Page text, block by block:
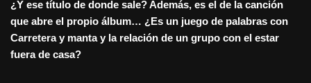
¿Y ese título de donde sale? Además, es el de la canción
que abre el propio álbum… ¿Es un juego de palabras con
Carretera y manta y la relación de un grupo con el estar
fuera de casa?